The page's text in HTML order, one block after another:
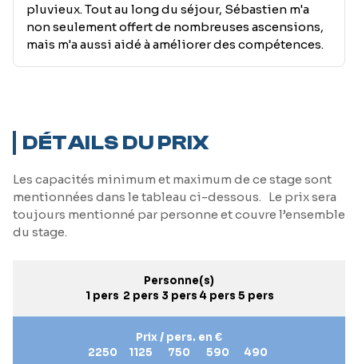
pluvieux. Tout au long du séjour, Sébastien m'a
non seulement offert de nombreuses ascensions,
mais m'a aussi aidé à améliorer des compétences.
DÉTAILS DU PRIX
Les capacités minimum et maximum de ce stage sont
mentionnées dans le tableau ci-dessous. Le prix sera
toujours mentionné par personne et couvre l’ensemble
du stage.
Personne(s)
1 pers 2 pers 3 pers 4 pers 5 pers
Prix / pers. en €
2250
1125 750 590 490